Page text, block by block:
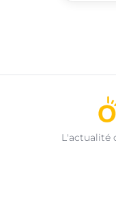
L'actualité